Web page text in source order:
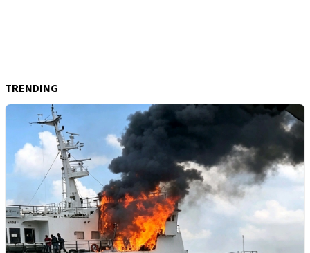
TRENDING